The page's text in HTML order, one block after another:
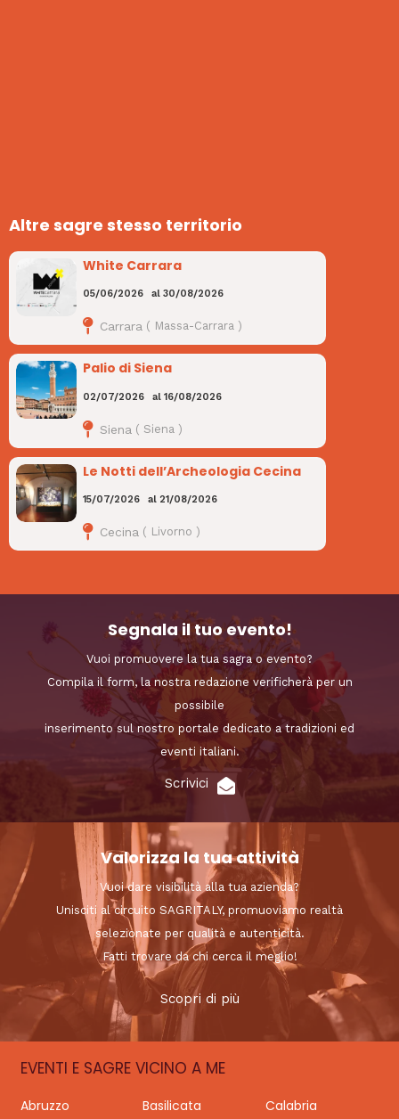
Altre sagre stesso territorio
White Carrara
05/06/2026 al30/08/2026
Carrara ( Massa-Carrara )
Palio di Siena
02/07/2026 al16/08/2026
Siena ( Siena )
Le Notti dell’Archeologia Cecina
15/07/2026 al 21/08/2026
Cecina ( Livorno )
Segnala il tuo evento!
Vuoi promuovere la tua sagra o evento?
Compila il form, la nostra redazione verificherà per un
possibile
inserimento sul nostro portale dedicato a tradizioni ed
eventi italiani.
Scrivici
Valorizza la tua attività
Vuoi dare visibilità alla tua azienda?
Unisciti al circuito SAGRITALY, promuoviamo realtà
selezionate per qualità e autenticità.
Fatti trovare da chi cerca il meglio!
Scopri di più
EVENTI E SAGRE VICINO A ME
Abruzzo Basilicata
Calabria